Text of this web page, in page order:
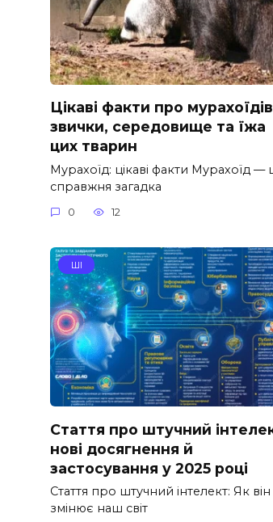
Цікаві факти про
звички, середовище та їжа
цих тварин
Мурахоїд: цікаві факти Мурахоїд —
справжня загадка
0 12
ШІ
Стаття про штучний
нові досягнення й
застосування у 2025 році
Стаття про штучний інтелект: Як він
змінює наш світ